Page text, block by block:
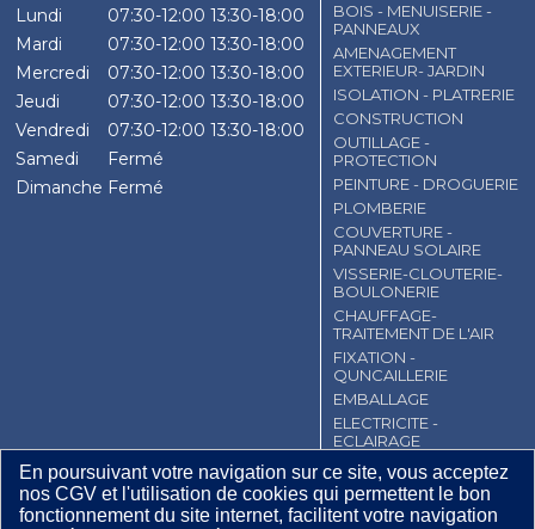
En poursuivant votre navigation sur ce site, vous acceptez
nos CGV et l'utilisation de cookies qui permettent le bon
fonctionnement du site internet, facilitent votre navigation
Lundi
07:30-12:00 13:30-18:00
Mardi
07:30-12:00 13:30-18:00
Mercredi
07:30-12:00 13:30-18:00
Jeudi
07:30-12:00 13:30-18:00
Vendredi
07:30-12:00 13:30-18:00
Samedi
Fermé
Dimanche Fermé
BOIS - MENUISERIE -
PANNEAUX
AMENAGEMENT
EXTERIEUR- JARDIN
ISOLATION - PLATRERIE
CONSTRUCTION
OUTILLAGE -
PROTECTION
PEINTURE - DROGUERIE
PLOMBERIE
COUVERTURE -
PANNEAU SOLAIRE
VISSERIE-CLOUTERIE-
BOULONERIE
CHAUFFAGE-
TRAITEMENT DE L'AIR
FIXATION -
QUNCAILLERIE
EMBALLAGE
ELECTRICITE -
ECLAIRAGE
CGV Contact
Mentions légales
Plan du site